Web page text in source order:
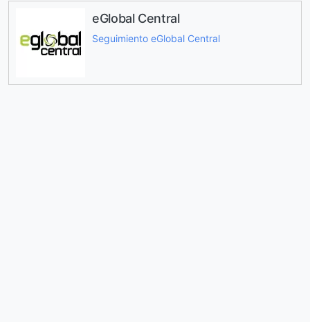
eGlobal Central
Seguimiento eGlobal Central